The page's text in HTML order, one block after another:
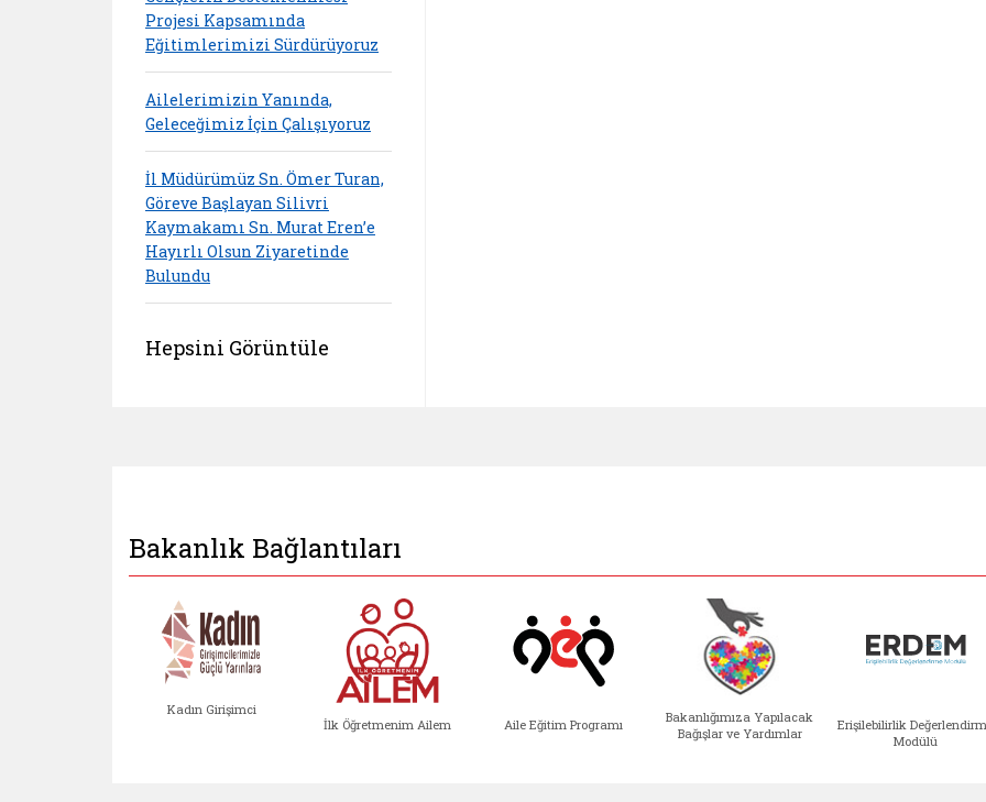
Projesi Kapsamında
Eğitimlerimizi Sürdürüyoruz
Ailelerimizin Yanında,
Geleceğimiz İçin Çalışıyoruz
İl Müdürümüz Sn. Ömer Turan,
Göreve Başlayan Silivri
Kaymakamı Sn. Murat Eren’e
Hayırlı Olsun Ziyaretinde
Bulundu
Hepsini Görüntüle
Bakanlık Bağlantıları
Kadın Girişimci
İlk Öğretmenim Ailem Aile Eğitim Programı
Bakanlığımıza Yapılacak
Bağışlar ve Yardımlar
Erişilebilirlik
Modülü